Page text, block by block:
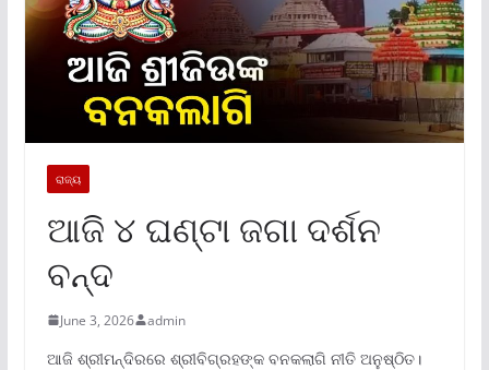
ରାଜ୍ୟ
ଆଜି ୪ ଘଣ୍ଟା ଜଗା ଦର୍ଶନ
ବନ୍ଦ
June 3, 2026 admin
ଆଜି ଶ୍ରୀମନ୍ଦିରରେ ଶ୍ରୀବିଗ୍ରହଙ୍କ ବନକଲାଗି ନୀତି ଅନୁଷ୍ଠିତ।